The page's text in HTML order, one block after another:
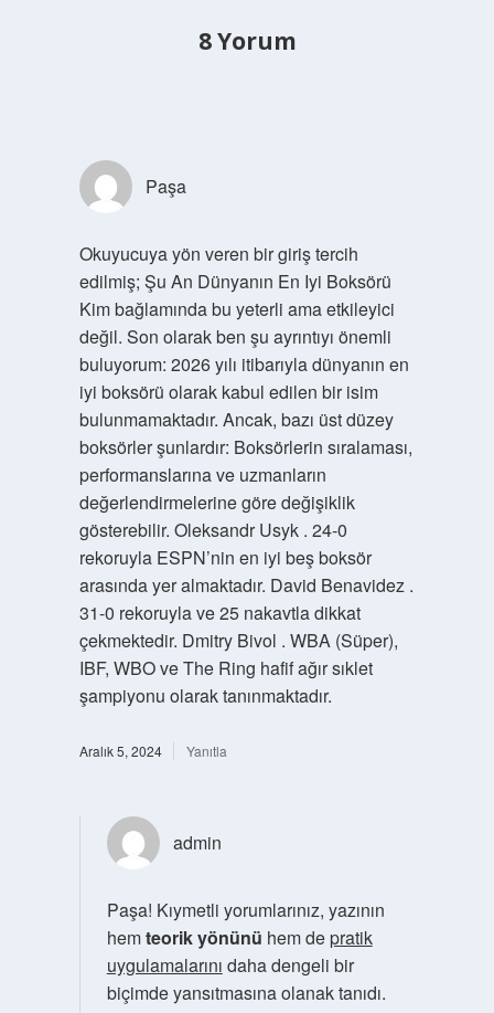
8 Yorum
Paşa
Okuyucuya yön veren bir giriş tercih
edilmiş; Şu An Dünyanın En Iyi Boksörü
Kim bağlamında bu yeterli ama etkileyici
değil. Son olarak ben şu ayrıntıyı önemli
buluyorum: 2026 yılı itibarıyla dünyanın en
iyi boksörü olarak kabul edilen bir isim
bulunmamaktadır. Ancak, bazı üst düzey
boksörler şunlardır: Boksörlerin sıralaması,
performanslarına ve uzmanların
değerlendirmelerine göre değişiklik
gösterebilir. Oleksandr Usyk . 24-0
rekoruyla ESPN’nin en iyi beş boksör
arasında yer almaktadır. David Benavidez .
31-0 rekoruyla ve 25 nakavtla dikkat
çekmektedir. Dmitry Bivol . WBA (Süper),
IBF, WBO ve The Ring hafif ağır sıklet
şampiyonu olarak tanınmaktadır.
Aralık 5, 2024 Yanıtla
admin
Paşa! Kıymetli yorumlarınız, yazının
hemteorik yönünü hem depratik
uygulamalarını daha dengeli bir
biçimde yansıtmasına olanak tanıdı.